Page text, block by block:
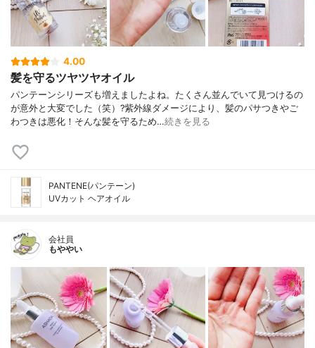
4.00
髪を守るツヤツヤオイル
パンテーンシリーズも増えましたよね。たくさん並んでいて見つけるの
が意外と大変でした（笑）?紫外線ダメージにより、髪のパサつきやご
わつきは悪化！そんな髪を守るため…続きを見る
PANTENE(パンテーン)
UVカット ヘアオイル
会社員
もややい